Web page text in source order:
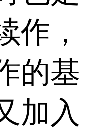
作，
的基
加入